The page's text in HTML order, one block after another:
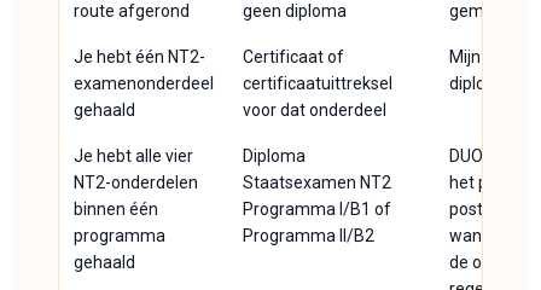
route afgerond
geen diploma
gemeente
Je hebt één NT2-
examenonderdeel
gehaald
Certificaat of
certificaatuittreksel
voor dat onderdeel
Mijn
diploma's
Je hebt alle vier
NT2-onderdelen
binnen één
programma
gehaald
Diploma
Staatsexamen NT2
Programma I/B1 of
Programma II/B2
DUO stuurt
het per
post
wanneer
de officiële